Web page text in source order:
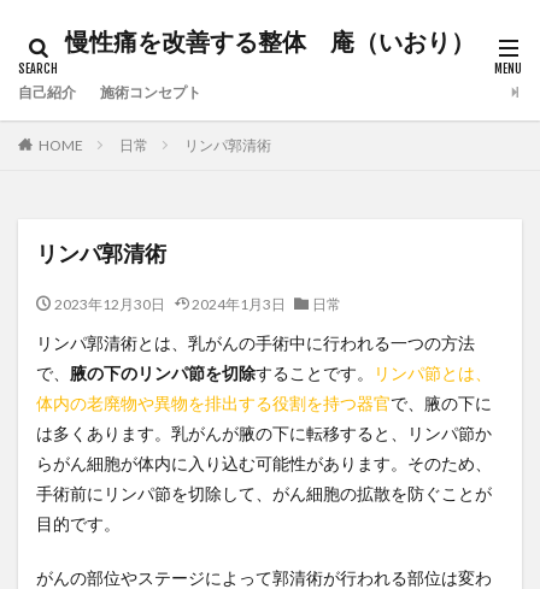
慢性痛を改善する整体 庵（いおり）
自己紹介 施術コンセプト
HOME 日常 リンパ郭清術
リンパ郭清術
2023年12月30日 2024年1月3日 日常
リンパ郭清術とは、乳がんの手術中に行われる一つの方法
で、 腋の下のリンパ節を切除することです。
リンパ節とは、
体内の老廃物や異物を排出する役割を持つ器官で、腋の下に
は多くあります。乳がんが腋の下に転移すると、リンパ節か
らがん細胞が体内に入り込む可能性があります。そのため、
手術前にリンパ節を切除して、がん細胞の拡散を防ぐことが
目的です。
がんの部位やステージによって郭清術が行われる部位は変わ